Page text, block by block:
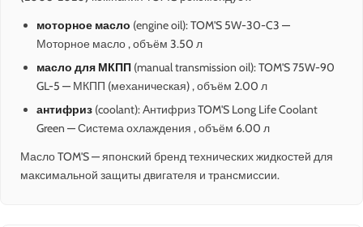
моторное масло (engine oil): TOM'S 5W-30-C3 —
Моторное масло , объём 3.50 л
масло для МКПП (manual transmission oil): TOM'S 75W-90
GL-5 — МКПП (механическая) , объём 2.00 л
антифриз (coolant): Антифриз TOM'S Long Life Coolant
Green — Система охлаждения , объём 6.00 л
Масло TOM'S — японский бренд технических жидкостей для
максимальной защиты двигателя и трансмиссии.